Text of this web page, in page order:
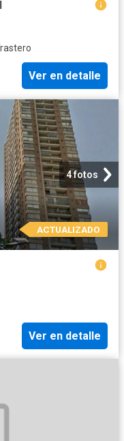
Ver en detalle
4 fotos
ACTUALIZADO
Ver en detalle